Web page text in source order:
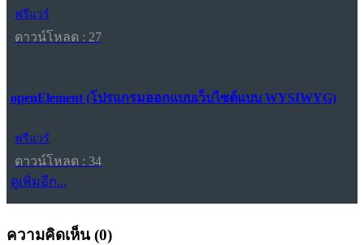
ฟรีแวร์
ดาวน์โหลด : 27
openElement (โปรแกรมออกแบบเว็บไซต์แบบ WYSIWYG)
ฟรีแวร์
ดาวน์โหลด : 34
ดูเพิ่มอีก...
ความคิดเห็น (0)